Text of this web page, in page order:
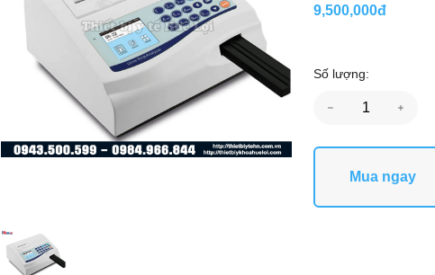
9,500,000đ
Số lượng:
Mua ngay